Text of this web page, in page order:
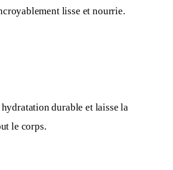
lisse et nourrie.
durable et laisse la
le corps.